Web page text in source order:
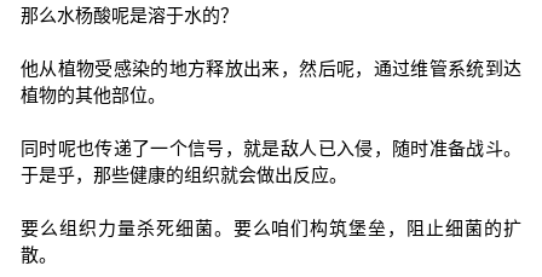
那么水杨酸呢是溶于水的？
他从植物受感染的地方释放出来，然后呢，通过维管系统到达
植物的其他部位。
同时呢也传递了一个信号，就是敌人已入侵，随时准备战斗。
于是乎，那些健康的组织就会做出反应。
要么组织力量杀死细菌。要么咱们构筑堡垒，阻止细菌的扩
散。